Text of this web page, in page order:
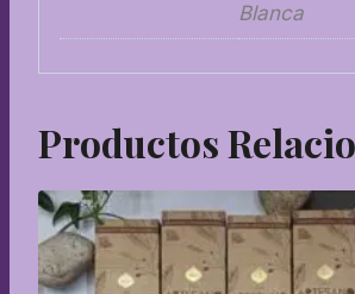
Blanca
Productos